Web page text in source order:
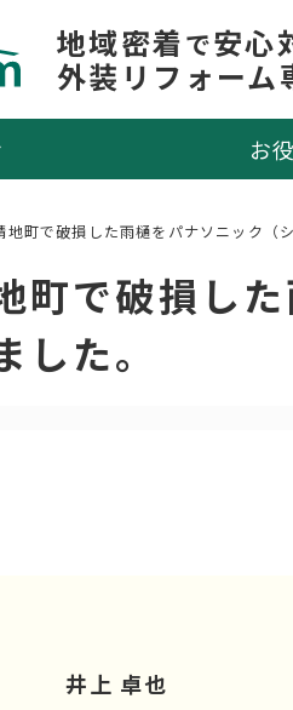
地域密着で安心
外装リフォーム
お
地町で破損した雨樋をパナソニック（
町で破損し
した。
井上 卓也